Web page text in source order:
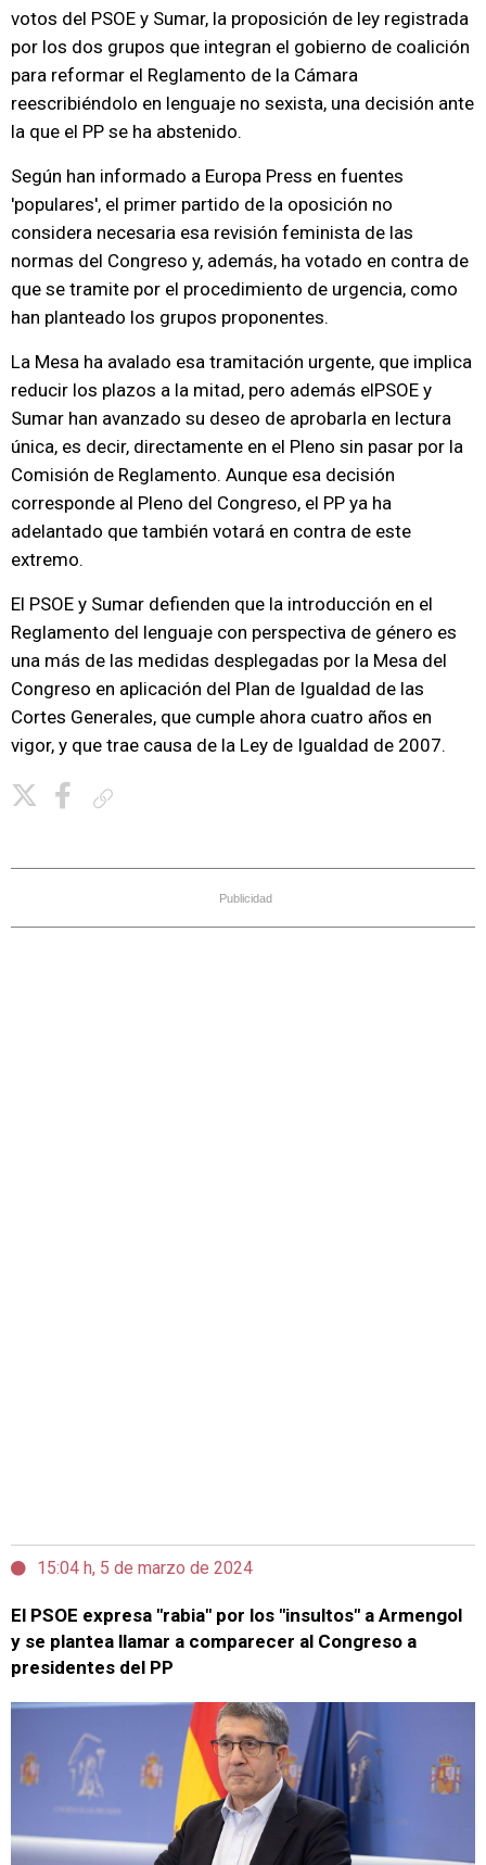
votos del PSOE y Sumar, la proposición de ley registrada
por los dos grupos que integran el gobierno de coalición
para reformar el Reglamento de la Cámara
reescribiéndolo en lenguaje no sexista, una decisión ante
la que el PP se ha abstenido.
Según han informado a Europa Press en fuentes
'populares', el primer partido de la oposición no
considera necesaria esa revisión feminista de las
normas del Congreso y, además, ha votado en contra de
que se tramite por el procedimiento de urgencia, como
han planteado los grupos proponentes.
La Mesa ha avalado esa tramitación urgente, que implica
reducir los plazos a la mitad, pero además elPSOE y
Sumar han avanzado su deseo de aprobarla en lectura
única, es decir, directamente en el Pleno sin pasar por la
Comisión de Reglamento. Aunque esa decisión
corresponde al Pleno del Congreso, el PP ya ha
adelantado que también votará en contra de este
extremo.
El PSOE y Sumar defienden que la introducción en el
Reglamento del lenguaje con perspectiva de género es
una más de las medidas desplegadas por la Mesa del
Congreso en aplicación del Plan de Igualdad de las
Cortes Generales, que cumple ahora cuatro años en
vigor, y que trae causa de la Ley de Igualdad de 2007.
Publicidad
15:04 h, 5 de marzo de 2024
El PSOE expresa "rabia" por los "insultos" a Armengol
y se plantea llamar a comparecer al Congreso a
presidentes del PP